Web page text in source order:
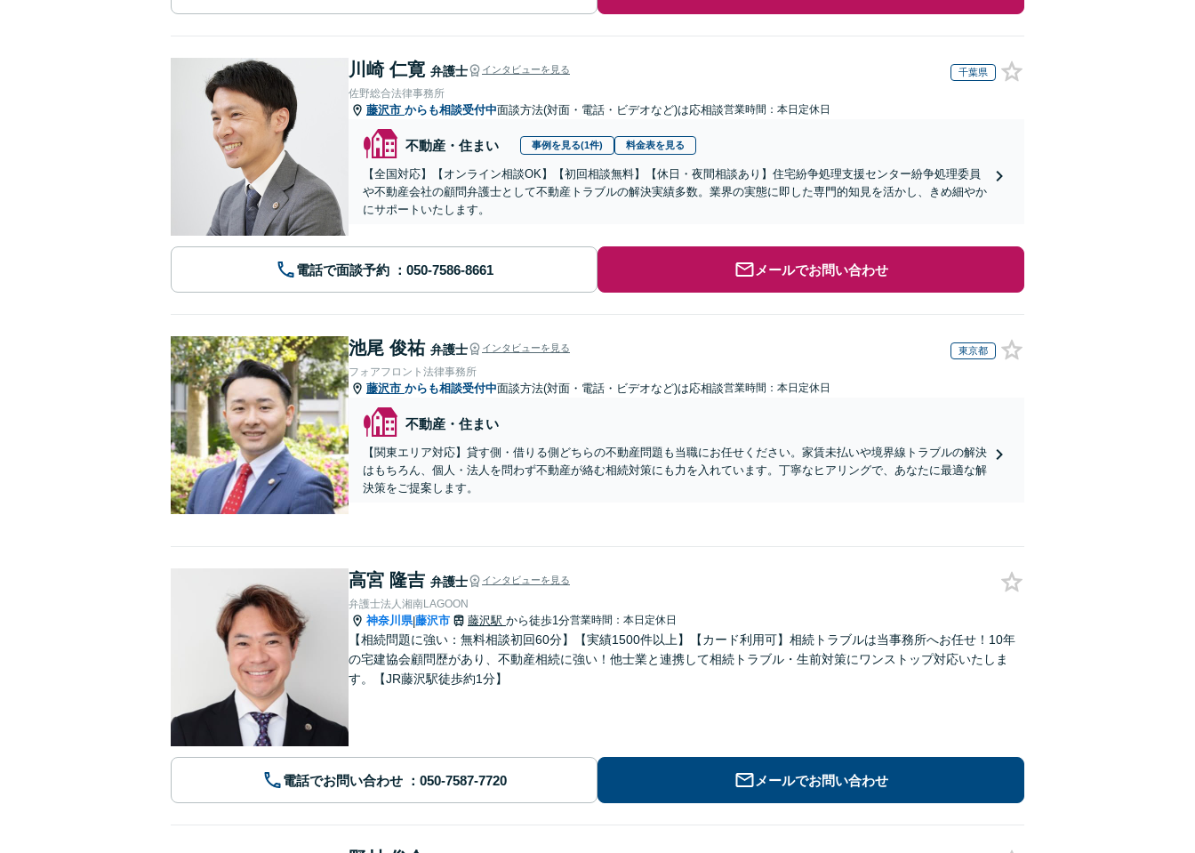
川崎 仁寛 弁護士 インタビューを見る 千葉県
佐野総合法律事務所
藤沢市 からも相談受付中面談方法(対面・電話・ビデオなど)は応相談営業時間：本日定休日
不動産・住まい 事例を見る(1件) 料金表を見る
【全国対応】【オンライン相談OK】【初回相談無料】【休日・夜間相談あり】住宅紛争処理支援センター紛争処理委員
や不動産会社の顧問弁護士として不動産トラブルの解決実績多数。業界の実態に即した専門的知見を活かし、きめ細やか
にサポートいたします。
電話で面談予約 メールでお問い合わせ
池尾 俊祐 弁護士 インタビューを見る 東京都
フォアフロント法律事務所
藤沢市 からも相談受付中面談方法(対面・電話・ビデオなど)は応相談営業時間：本日定休日
不動産・住まい
【関東エリア対応】貸す側・借りる側どちらの不動産問題も当職にお任せください。家賃未払いや境界線トラブルの解決
はもちろん、個人・法人を問わず不動産が絡む相続対策にも力を入れています。丁寧なヒアリングで、あなたに最適な解
決策をご提案します。
高宮 隆吉 弁護士 インタビューを見る
弁護士法人湘南LAGOON
神奈川県|藤沢市 藤沢駅 から徒歩1分営業時間：本日定休日
【相続問題に強い：無料相談初回60分】【実績1500件以上】【カード利用可】相続トラブルは当事務所へお任せ！10年
の宅建協会顧問歴があり、不動産相続に強い！他士業と連携して相続トラブル・生前対策にワンストップ対応いたしま
す。【JR藤沢駅徒歩約1分】
電話でお問い合わせ メールでお問い合わせ